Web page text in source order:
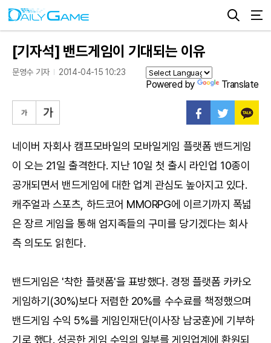
[기자석] 밴드게임이 기대되는 이유
문영수 기자 2014-04-15 10:23
Powered by Translate
네이버 자회사 캠프모바일의 모바일게임 플랫폼 밴드게임
이 오는 21일 출격한다. 지난 10일 첫 출시 라인업 10종이
공개되면서 밴드게임에 대한 업계 관심도 높아지고 있다.
캐주얼과 스포츠, 하드코어 MMORPG에 이르기까지 폭넓
은 장르 게임을 통해 엄지족들의 구미를 당기겠다는 회사
측 의도도 읽힌다.
밴드게임은 '착한 플랫폼'을 표방했다. 경쟁 플랫폼 카카오
게임하기(30%)보다 저렴한 20%를 수수료를 책정했으며
밴드게임 수익 5%를 게임인재단(이사장 남궁훈)에 기부하
기로 했다. 성공한 게임 수익의 일부를 게임업계에 환원되